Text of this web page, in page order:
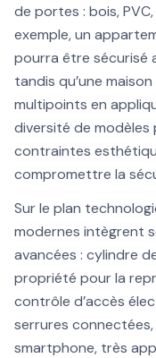
de portes : bois,
exemple, un
pourra être sécurisé
tandis qu’une
multipoints en
diversité de
contraintes
compromettre la
Sur le plan
modernes intègrent
avancées : cylindre
propriété pour la
contrôle d’accès
serrures
smartphone, très